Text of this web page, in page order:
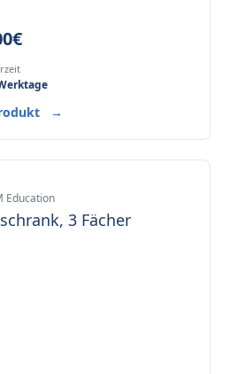
€
→
Education
3 Fächer